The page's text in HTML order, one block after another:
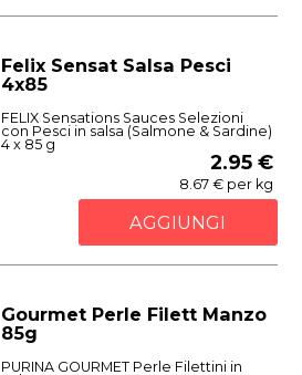
Felix Sensat Salsa Pesci
4x85
FELIX Sensations Sauces Selezioni
con Pesci in salsa (Salmone & Sardine)
4 x 85 g
2.95 €
8.67 € per kg
AGGIUNGI
Gourmet Perle Filett Manzo
85g
PURINA GOURMET Perle Filettini in